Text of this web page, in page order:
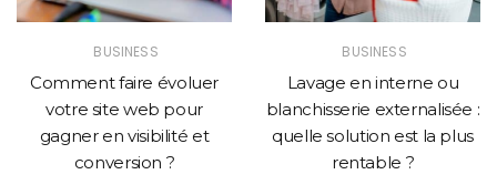
BUSINESS
Comment faire évoluer
votre site web pour
gagner en visibilité et
conversion ?
BUSINESS
Lavage en interne ou
blanchisserie externalisée :
quelle solution est la plus
rentable ?